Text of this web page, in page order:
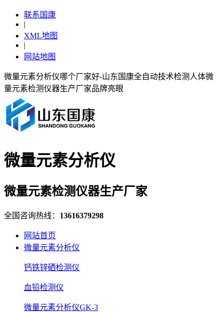
联系国康
|
XML地图
|
网站地图
微量元素分析仪哪个厂家好-山东国康全自动技术检测人体微
量元素检测仪器生产厂家品牌亮眼
微量元素分析仪
微量元素检测仪器生产厂家
全国咨询热线： 13616379298
网站首页
微量元素分析仪
钙铁锌硒检测仪
血铅检测仪
微量元素分析仪GK-3